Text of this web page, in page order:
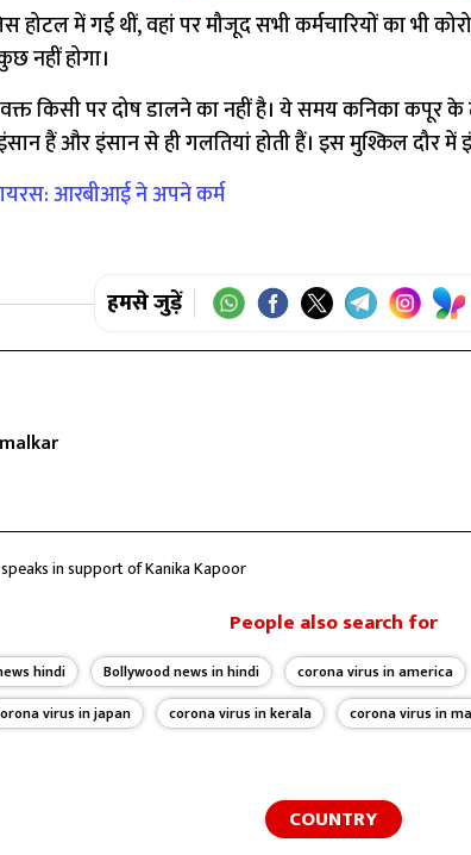
होटल में गई थीं, वहां पर मौजूद सभी कर्मचारियों का भी
नहीं होगा।
किसी पर दोष डालने का नहीं है। ये समय कनिका कपूर
हैं और इंसान से ही गलतियां होती हैं। इस मुश्किल दौर में
आरबीआई ने अपने कर्म
हमसे जुड़ें
in support of Kanika Kapoor
People also search for
hindi Bollywood news in hindi corona virus in america
virus in japan corona virus in kerala corona virus in
COUNTRY